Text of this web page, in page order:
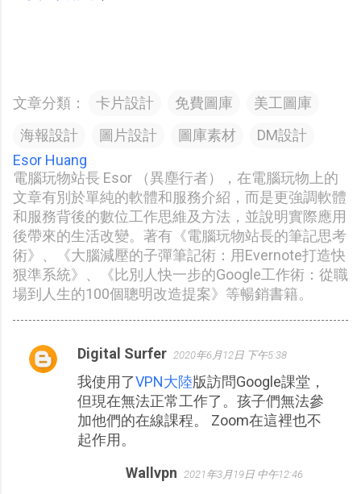
文章分類： 卡片設計 免費圖庫
美工圖庫
海報設計
圖片設計 圖庫素材
DM設計
Esor Huang
電腦玩物站長 Esor （異塵行者），在電腦玩物上的
文章有別於單純的軟體和服務介紹，而是更強調軟體
和服務背後的數位工作思維及方法，並說明實際應用
後帶來的生活改變。著有《電腦玩物站長的筆記思考
術》、《大腦減壓的子彈筆記術：用Evernote打造快
狠準系統》、《比別人快一步的Google工作術：從職
場到人生的100個聰明改造提案》等暢銷書籍。
留
Digital Surfer 2020年6月12日 下午5:38
我使用了VPN大陸版訪問Google課堂，
但現在無法正常工作了。孩子們無法參
加他們的在線課程。 Zoom在這裡也不
起作用。
Wallvpn 2021年3月19日 中午12:46